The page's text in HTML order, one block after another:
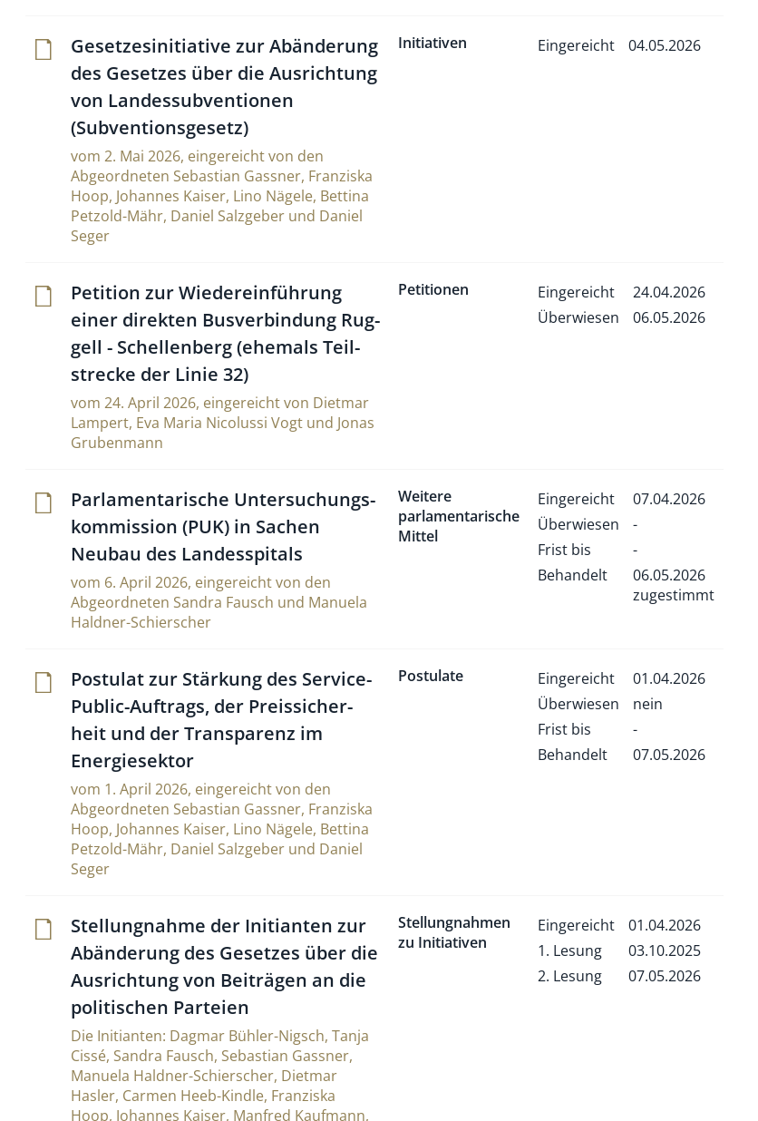
Geset­ze­si­ni­tia­tive zur Abän­de­rung
des Gesetzes über die Aus­rich­tung
von Lan­des­sub­ven­tionen
(Subventionsgesetz)
vom 2. Mai 2026, eingereicht von den
Abgeordneten Sebastian Gassner, Franziska
Hoop, Johannes Kaiser, Lino Nägele, Bettina
Petzold-Mähr, Daniel Salzgeber und Daniel
Seger
Initiativen Eingereicht 04.05.2026
Peti­tion zur Wie­de­r­ein­füh­rung
einer direkten Bus­ver­bin­dung Rug­
gell - Schel­len­berg (ehe­mals Teil­
strecke der Linie 32)
vom 24. April 2026, eingereicht von Dietmar
Lampert, Eva Maria Nicolussi Vogt und Jonas
Grubenmann
Petitionen Eingereicht
24.04.2026
Überwiesen
06.05.2026
Par­la­men­ta­ri­sche Unter­su­chungs­
kom­mis­sion (PUK) in Sachen
Neubau des Landesspitals
vom 6. April 2026, eingereicht von den
Abgeordneten Sandra Fausch und Manuela
Haldner-Schierscher
Weitere
parlamentarische
Mittel
Eingereicht
07.04.2026
Überwiesen
-
Frist bis
-
Behandelt
06.05.2026
zugestimmt
Postulat zur Stär­kung des Ser­vice-
Public-Auf­trags, der Preis­si­cher­
heit und der Trans­pa­renz im
Energiesektor
vom 1. April 2026, eingereicht von den
Abgeordneten Sebastian Gassner, Franziska
Hoop, Johannes Kaiser, Lino Nägele, Bettina
Petzold-Mähr, Daniel Salzgeber und Daniel
Seger
Postulate Eingereicht
01.04.2026
Überwiesen
nein
Frist bis
-
Behandelt
07.05.2026
Stel­lung­nahme der Ini­ti­anten zur
Abän­de­rung des Gesetzes über die
Aus­rich­tung von Bei­trägen an die
poli­ti­schen Parteien
Die Initianten: Dagmar Bühler-Nigsch, Tanja
Cissé, Sandra Fausch, Sebastian Gassner,
Manuela Haldner-Schierscher, Dietmar
Hasler, Carmen Heeb-Kindle, Franziska
Hoop, Johannes Kaiser, Manfred Kaufmann,
Stellungnahmen
zu Initiativen
Eingereicht
01.04.2026
1. Lesung
03.10.2025
2. Lesung
07.05.2026